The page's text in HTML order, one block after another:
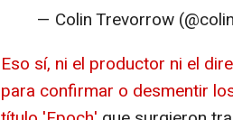
— Colin Trevorrow
Eso sí, ni el productor ni el
para confirmar o desmentir